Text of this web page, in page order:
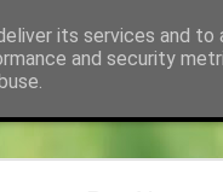
its services and to
and security
zum